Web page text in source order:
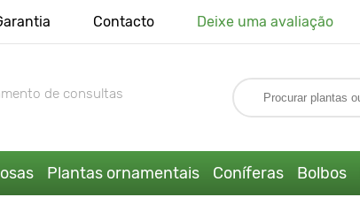
Contacto Deixe uma avaliação
de consultas
Plantas ornamentais Coníferas Bolbos